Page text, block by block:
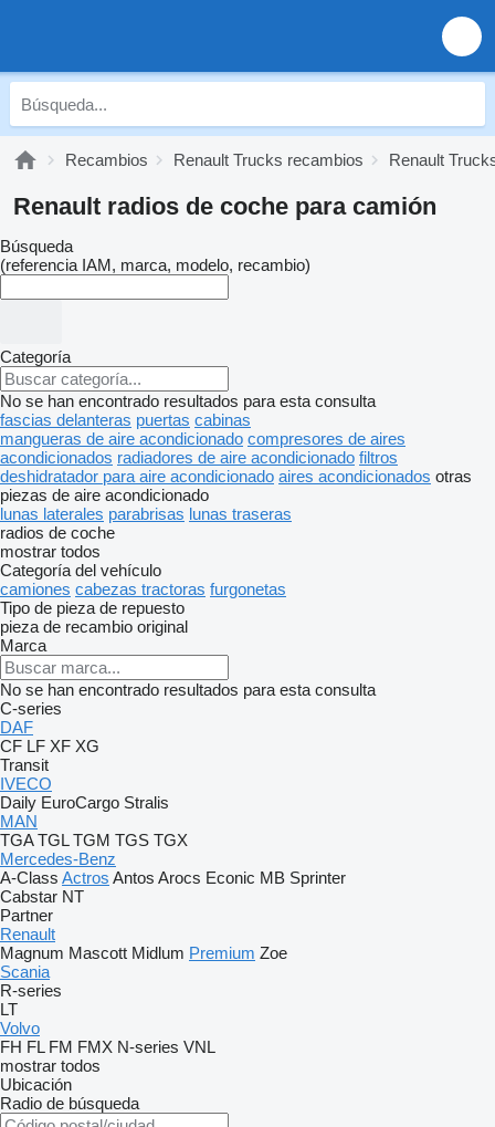
Recambios Renault Trucks recambios Renault
Renault radios de coche para camión
Búsqueda
(referencia IAM, marca, modelo, recambio)
Categoría
No se han encontrado resultados para esta consulta
fascias delanteras puertas cabinas
mangueras de aire acondicionado compresores de aires
acondicionados radiadores de aire acondicionado filtros
deshidratador para aire acondicionado aires acondicionados otras
piezas de aire acondicionado
lunas laterales parabrisas lunas traseras
radios de coche
mostrar todos
Categoría del vehículo
camiones cabezas tractoras furgonetas
Tipo de pieza de repuesto
pieza de recambio original
Marca
No se han encontrado resultados para esta consulta
C-series
DAF
CF LF XF XG
Transit
IVECO
Daily EuroCargo Stralis
MAN
TGA TGL TGM TGS TGX
Mercedes-Benz
A-Class Actros Antos Arocs Econic MB Sprinter
Cabstar NT
Partner
Renault
Magnum Mascott Midlum Premium Zoe
Scania
R-series
LT
Volvo
FH FL FM FMX N-series VNL
mostrar todos
Ubicación
Radio de búsqueda